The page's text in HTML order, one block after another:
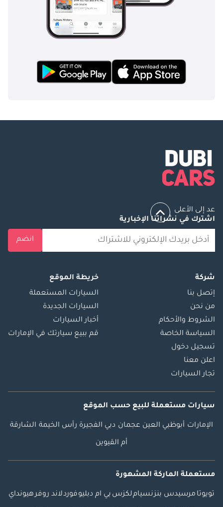
عد إلى الأعلى
اشترك في نشراتنا الإخبارية
انضم
شركة
إتصل بنا
من نحن
الشروط والأحكام
السياسة الخاصة
تسجيل دخول
اعلن معنا
تجار السيارات
خريطة الموقع
السيارات المستعملة
السيارات الجديدة
أخبار السيارات
قم ببيع سيارتك في الإمارات
سيارات مستعملة للبيع حسب الموقع
الإمارات أبوظبي العين عجمان دبي الفجيرة رأس الخيمة الشارقة
أم القيوين
مستعملة الماركة المشهورة
تويوتا مرسيدس بنزنسياملكزس بي ام دبليوفوردلاند روفرهيونداي